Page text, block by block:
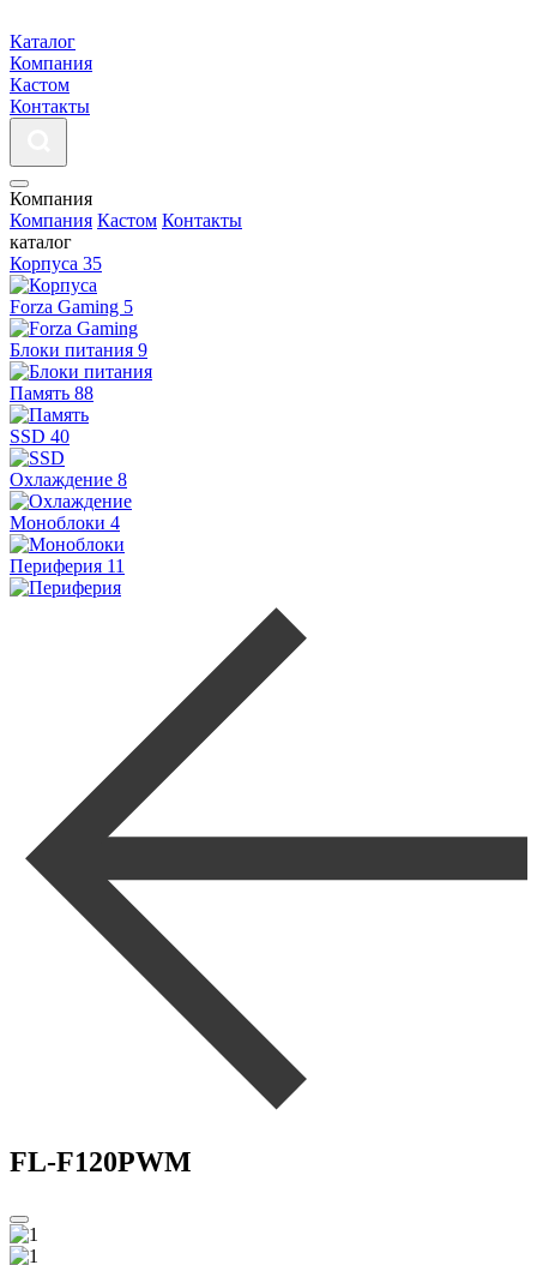
Каталог
Компания
Кастом
Контакты
Компания
Компания Кастом Контакты
каталог
Корпуса 35
Forza Gaming 5
Блоки питания 9
Память 88
SSD 40
Охлаждение 8
Моноблоки 4
Периферия 11
FL-F120PWM